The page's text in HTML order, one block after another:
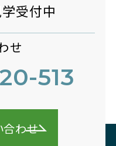
受付中
せ
513
合わせ